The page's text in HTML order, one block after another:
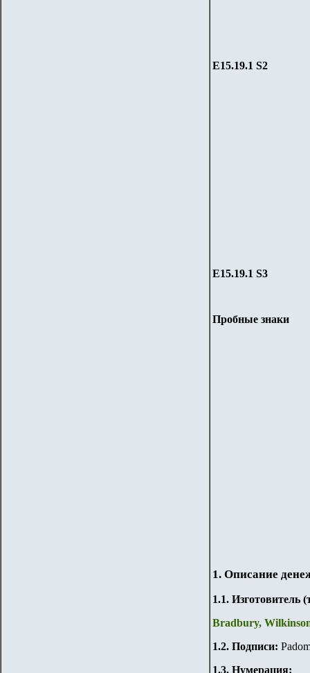
Е15.19.1 S2
Е15.19.1 S3
Пробные знаки
1. Описание
1.1. Изготовитель
Bradbury,
1.2. Подписи:
1.3. Нумерация: